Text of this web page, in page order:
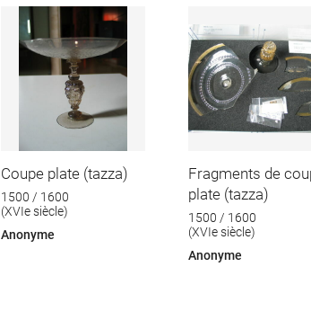
Coupe plate (tazza)
1500 / 1600
(XVIe siècle)
Anonyme
Fragments de
plate (tazza)
1500 / 1600
(XVIe siècle)
Anonyme